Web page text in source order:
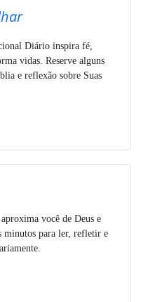
Diário inspira fé,
vidas. Reserve alguns
e reflexão sobre Suas
você de Deus e
minutos para ler, refletir e